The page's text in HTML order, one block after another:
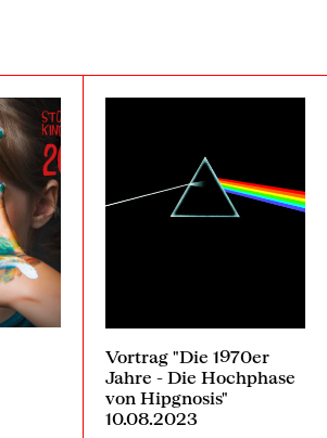
Vortrag "Die 1970er
Jahre - Die Hochphase
von Hipgnosis"
10.08.2023